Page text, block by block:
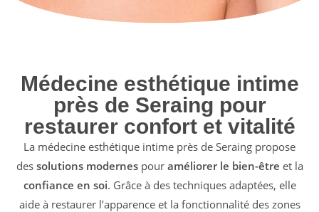
Médecine esthétique intime
près de Seraing pour
restaurer confort et vitalité
La médecine esthétique intime près de Seraing propose
des solutions modernespour améliorer le bien-être et la
confiance en soi. Grâce à des techniques adaptées, elle
aide à restaurer l’apparence et la fonctionnalité des zones